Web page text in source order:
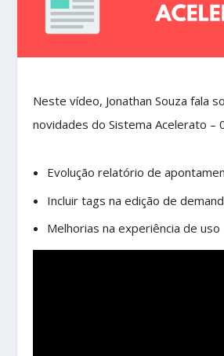
Neste vídeo, Jonathan Souza fala
novidades do Sistema Acelerato –
Evolução relatório de
Incluir tags na edição de
Melhorias na experiência de uso